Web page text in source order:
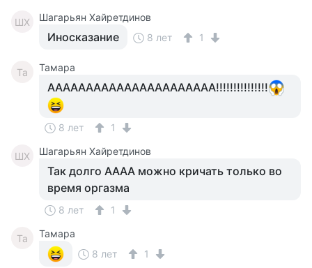
ШХ Шагарьян Хайретдинов
Иносказание 8 лет 1
Та Тамара
АААААААААААААААААААААА!!!!!!!!!!!!!!!
8 лет 1
ШХ Шагарьян Хайретдинов
Так долго АААА можно кричать только во
время оргазма
8 лет 1
Та
Тамара
8 лет
1